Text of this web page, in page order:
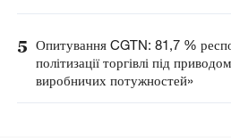
5 Опитування CGTN: 81,7 %
політизації торгівлі під
виробничих потужностей»